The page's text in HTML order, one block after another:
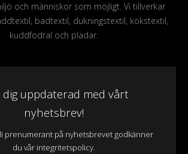
och människor som möjligt. Vi tillverkar
badtextil, dukningstextil, kökstextil,
kuddfodral och plädar.
dig uppdaterad med vårt
nyhetsbrev!
prenumerant på nyhetsbrevet godkänner
du vår integritetspolicy.